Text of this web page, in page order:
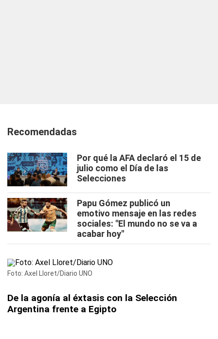
Recomendadas
Por qué la AFA declaró el 15 de
julio como el Día de las
Selecciones
Papu Gómez publicó un
emotivo mensaje en las redes
sociales: "El mundo no se va a
acabar hoy"
Foto: Axel Lloret/Diario UNO
De la agonía al éxtasis con la Selección
Argentina frente a Egipto